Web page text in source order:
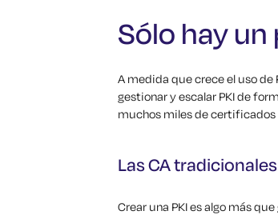
Sólo hay
A medida que crece el uso
gestionar y escalar PKI de
muchos miles de
Las CA
Crear una PKI es algo más